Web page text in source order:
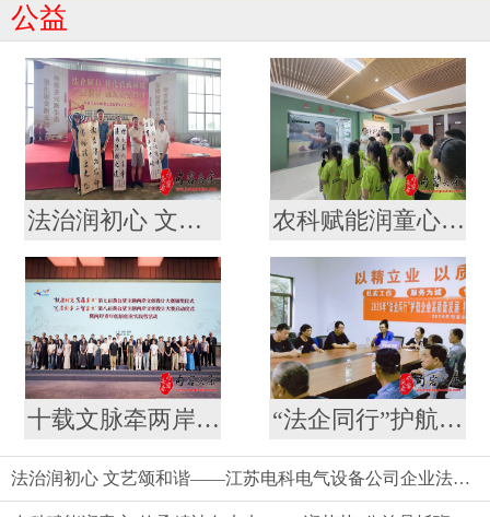
公益
法治润初心 文艺颂和谐——江苏电科电气设备公司企业法治文艺演出 农科赋能润童心 传承精神向未来——“润苗苗”公益暑托班走进镇江市农科院开展科普教育实践活动
十载文脉牵两岸 文创焕新启新程 --第七届黄公望主题两岸文创设计大赛结果揭晓 “法企同行”护航企业高质量发展 打造营商环境新生态
法治润初心 文艺颂和谐——江苏电科电气设备公司企业法治文艺演出